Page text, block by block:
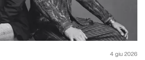
4 giu 2026